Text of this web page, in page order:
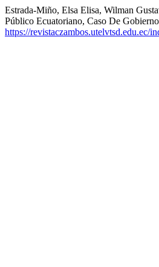
Estrada-Miño, Elsa Elisa, Wilman
Público Ecuatoriano, Caso De
https://revistaczambos.utelvtsd.edu.ec/